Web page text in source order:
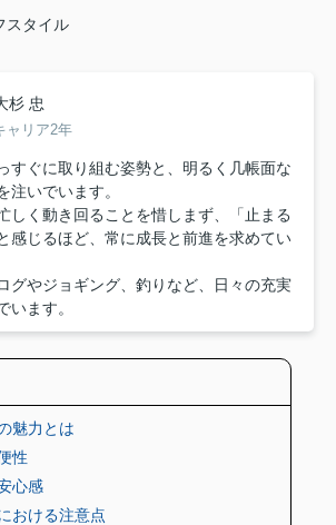
スタイル
杉 忠
ャリア2年
すぐに取り組む姿勢と、明るく几帳面な
注いでいます。
しく動き回ることを惜しまず、「止まる
感じるほど、常に成長と前進を求めてい
グやジョギング、釣りなど、日々の充実
います。
魅力とは
性
心感
おける注意点